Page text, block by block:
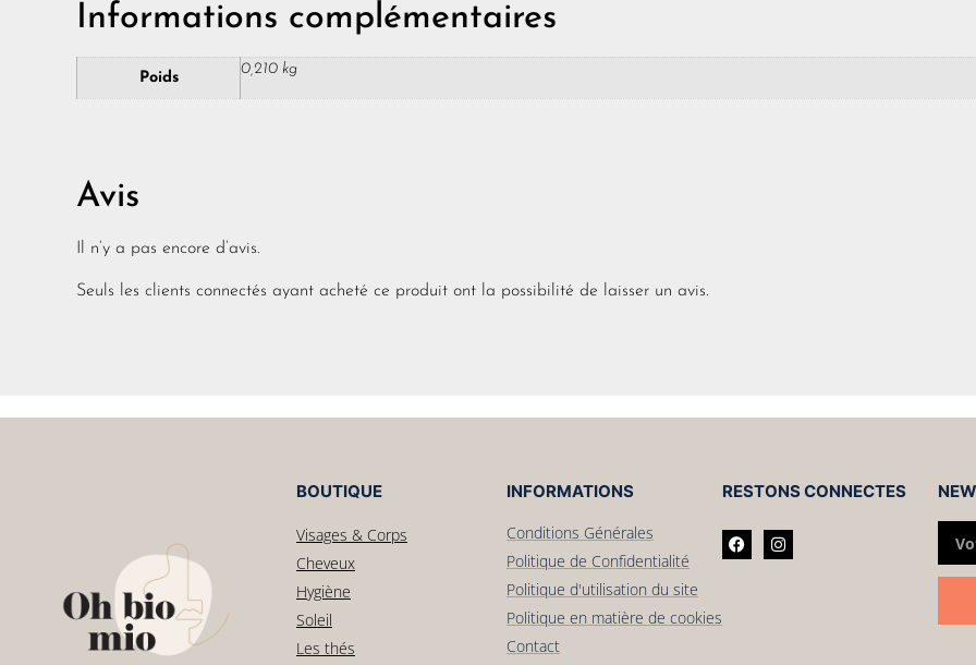
Informations complémentaires
Poids
0,210 kg
Avis
Il n’y a pas encore d’avis.
Seuls les clients connectés ayant acheté ce produit ont la possibilité de laisser un avis.
BOUTIQUE
Visages & Corps
Cheveux
Hygiène
Soleil
Les thés
INFORMATIONS
Conditions Générales
Politique de Confidentialité
Politique d'utilisation du site
Politique en matière de cookies
Contact
RESTONS CONNECTES